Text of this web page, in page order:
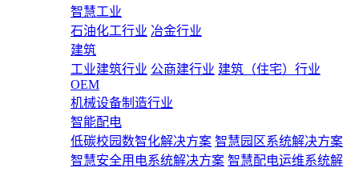
智慧工业
石油化工行业 冶金行业
建筑
工业建筑行业 公商建行业 建筑（住宅）行业
OEM
机械设备制造行业
智能配电
低碳校园数智化解决方案 智慧园区系统解决方案
智慧安全用电系统解决方案 智慧配电运维系统解